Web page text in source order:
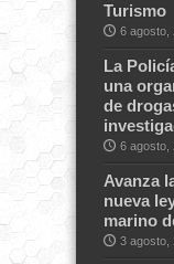
Turismo
6 agosto,
La
una
de
6 agosto,
Avanza
nueva
marino
3 agosto,